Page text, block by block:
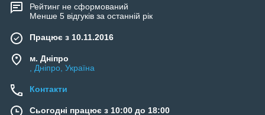
Рейтинг не сформований
Менше 5 відгуків за останній рік
Працює з 10.11.2016
м. Дніпро
, Дніпро, Україна
Контакти
Сьогодні працює з 10:00 до 18:00